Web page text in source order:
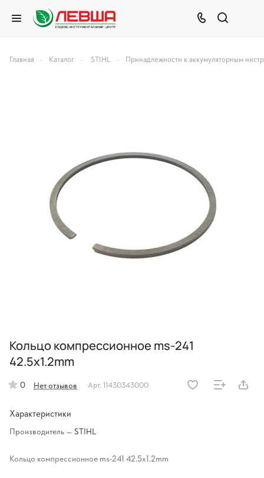
Главная – Каталог – STIHL – Принадлежности к аккумуляторным
Кольцо компрессионное ms-241
42.5x1.2mm
0 Нет отзывов Арт. 11430343000
Характеристики
Производитель — STIHL
Кольцо компрессионное ms-241 42.5x1.2mm